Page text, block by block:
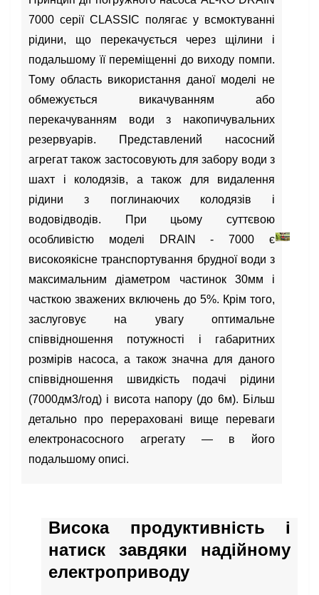
7000 серії CLASSIC полягає у всмоктуванні
рідини, що перекачується через щілини і
подальшому її переміщенні до виходу помпи.
Тому область використання даної моделі не
обмежується викачуванням або
перекачуванням води з накопичувальних
резервуарів. Представлений насосний
агрегат також застосовують для забору води з
шахт і колодязів, а також для видалення
рідини з поглинаючих колодязів і
водовідводів. При цьому суттєвою
особливістю моделі DRAIN - 7000 є
високоякісне транспортування брудної води з
максимальним діаметром частинок 30мм і
часткою зважених включень до 5%. Крім того,
заслуговує на увагу оптимальне
співвідношення потужності і габаритних
розмірів насоса, а також значна для даного
співвідношення швидкість подачі рідини
(7000дм3/год) і висота напору (до 6м). Більш
детально про перераховані вище переваги
електронасосного агрегату — в його
подальшому описі.
Висока продуктивність і
натиск завдяки надійному
електроприводу